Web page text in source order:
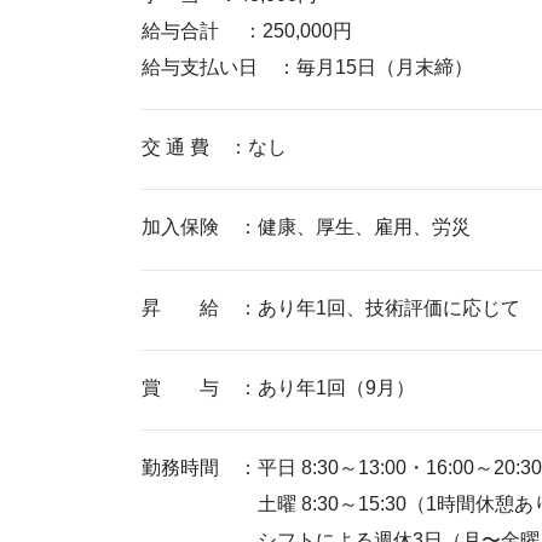
給与合計 ：250,000円
給与支払い日 ：毎月15日（月末締）
交 通 費 ：なし
加入保険 ：健康、厚生、雇用、労災
昇 給 ：あり年1回、技術評価に応じて
賞 与 ：あり年1回（9月）
勤務時間 ：平日 8:30～13:00・16:00～20:30
土曜 8:30～15:30（1時間休憩あ